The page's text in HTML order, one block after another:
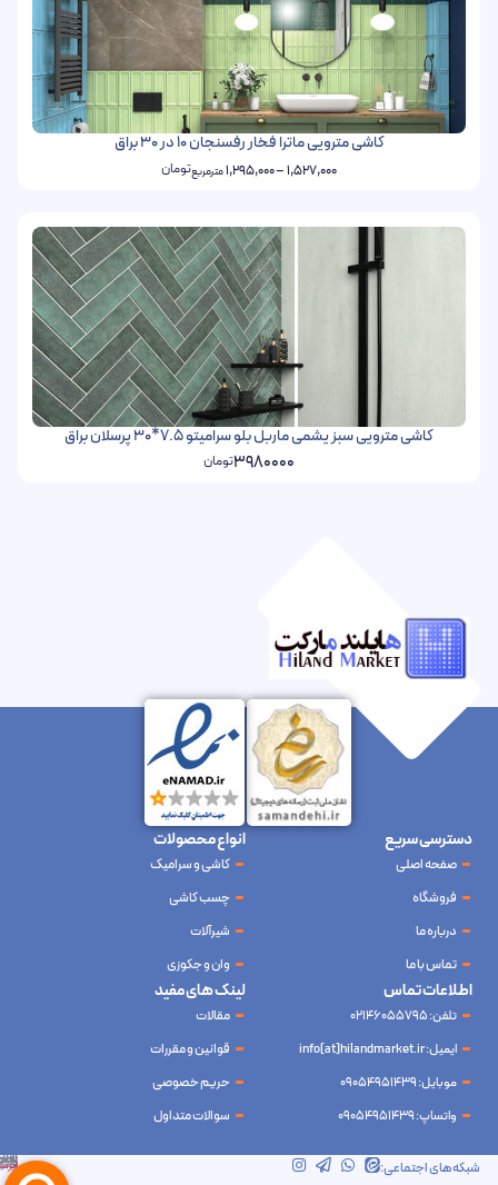
کاشی مترویی ماترا فخار رفسنجان 10 در 30 براق
1,527,000
–
1,295,000مترمربعتومان
کاشی مترویی سبز یشمی ماربل بلو سرامیتو 7.5*30 پرسلان براق
3980000تومان
شبکه‌های اجتماعی: شرکت آینده نوین سام آسیا – طراحی و سئو
ابرسرور
دسترسی سریع
صفحه اصلی
فروشگاه
درباره ما
تماس با ما
انواع محصولات
کاشی و سرامیک
چسب کاشی
شیرآلات
وان و جکوزی
لینک های مفید
مقالات
قوانین و مقررات
حریم خصوصی
سوالات متداول
اطلاعات تماس
تلفن: 02146055795
ایمیل: info[at]hilandmarket.ir
موبایل: 09054951439
واتساپ: 09054951439